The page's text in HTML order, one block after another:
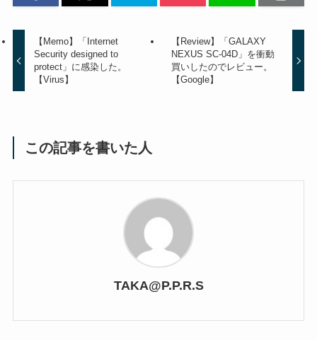
【Memo】「Internet
Security designed to
protect」に感染した。
【Virus】
【Review】「GALAXY
NEXUS SC-04D」を衝動
買いしたのでレビュー。
【Google】
この記事を書いた人
TAKA@P.P.R.S